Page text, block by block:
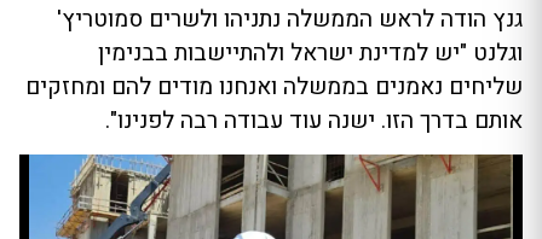
גנץ הודה לראש הממשלה נתניהו ולשרים סמוטריץ'
וגלנט "יש למדינת ישראל ולהתיישבות בבנימין
שליחים נאמנים בממשלה ואנחנו מודים להם ומחזקים
אותם בדרך הזו. ישנה עוד עבודה רבה לפנינו".